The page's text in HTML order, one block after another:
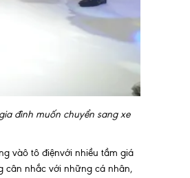
đình muốn chuyển sang xe
vàô tô điệnvới nhiều tầm giá
cân nhắc với những cá nhân,